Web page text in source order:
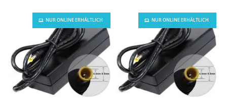
NUR ONLINE ERHÄLTLICH NUR ONLINE ERHÄLTLICH